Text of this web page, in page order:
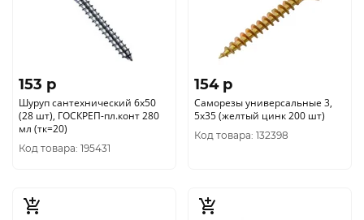
153 p
Шуруп сантехнический 6х50
(28 шт), ГОСКРЕП-пл.конт 280
мл (тк=20)
Код товара: 195431
154 p
Саморезы универсальные 3,
5x35 (желтый цинк 200 шт)
Код товара: 132398